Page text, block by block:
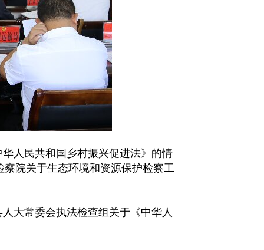
人民共和国乡村振兴促进法》的情
院关于生态环境和资源保护检察工
大常委会执法检查组关于《中华人